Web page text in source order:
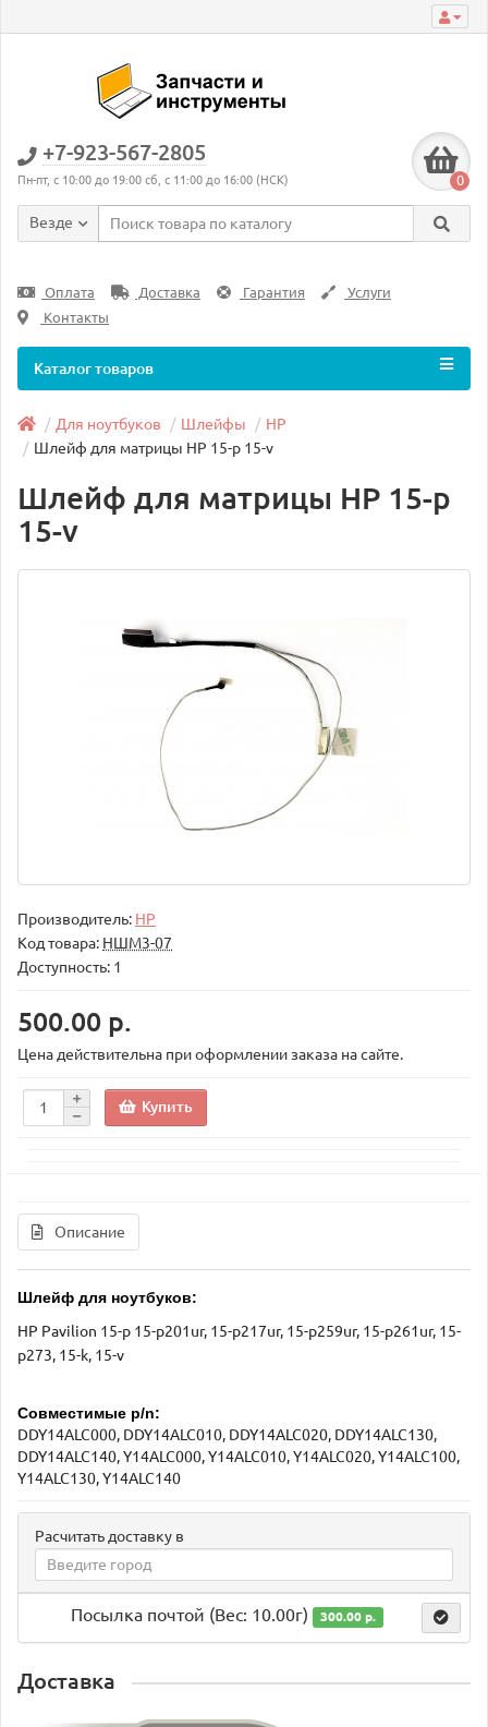
+7-923-567-2805
Пн-пт, с 10:00 до 19:00 сб, с 11:00 до 16:00 (НСК) 0
Везде
Оплата Доставка Гарантия
Услуги
Контакты
Каталог товаров
Для ноутбуков Шлейфы
HP
Шлейф для матрицы HP 15-p 15-v
Шлейф для матрицы HP 15-p
15-v
Производитель: HP
Код товара: НШМ3-07
Доступность: 1
500.00 р.
Цена действительна при оформлении заказа на сайте.
Купить
Описание
Шлейф для ноутбуков:
HP Pavilion 15-p 15-p201ur, 15-p217ur, 15-p259ur, 15-p261ur, 15-
p273, 15-k, 15-v
Совместимые p/n:
DDY14ALC000, DDY14ALC010, DDY14ALC020, DDY14ALC130,
DDY14ALC140, Y14ALC000, Y14ALC010, Y14ALC020, Y14ALC100,
Y14ALC130, Y14ALC140
Расчитать доставку в
Посылка почтой (Вес: 10.00г) 300.00 р.
Доставка